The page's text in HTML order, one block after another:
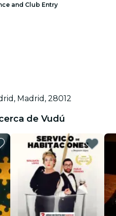
and Club Entry
Madrid, 28012
de Vudú